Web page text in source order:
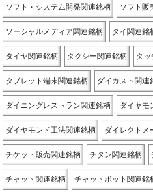
ソフト・システム開発関連銘柄 ソフト販
ソーシャルメディア関連銘柄 タイ関連銘
タイヤ関連銘柄 タクシー関連銘柄 タッ
タブレット端末関連銘柄 ダイカスト関連
ダイニングレストラン関連銘柄 ダイヤモ
ダイヤモンド工法関連銘柄 ダイレクトメ
チケット販売関連銘柄 チタン関連銘柄
チャット関連銘柄 チャットボット関連銘